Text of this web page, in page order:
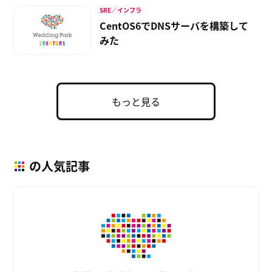
CentOS6でDNSサーバを構築して
みた
SRE／インフラ
もっと見る
の人気記事